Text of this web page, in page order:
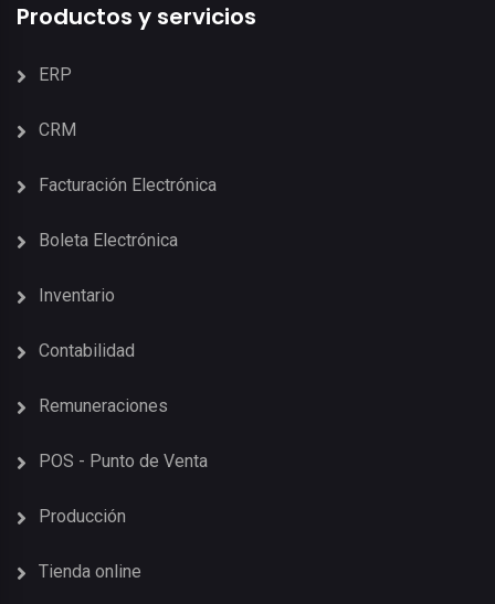
Productos y servicios
ERP
CRM
Facturación Electrónica
Boleta Electrónica
Inventario
Contabilidad
Remuneraciones
POS - Punto de Venta
Producción
Tienda online